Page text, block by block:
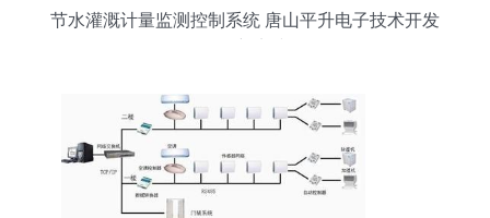
节水灌溉计量监测控制系统 唐山平升电子技术开发